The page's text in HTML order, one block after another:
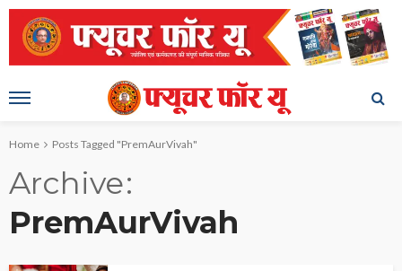
Home Posts Tagged "PremAurVivah"
Archive
PremAurVivah